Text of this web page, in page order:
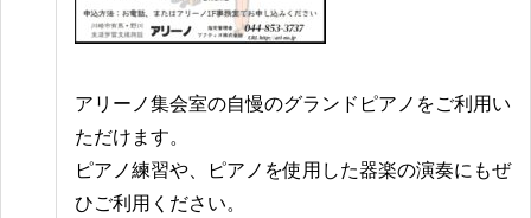
アリーノ集会室の自慢のグランドピアノをご利用い
ただけます。
ピアノ練習や、ピアノを使用した器楽の演奏にもぜ
ひご利用ください。